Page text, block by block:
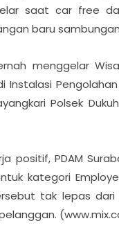
saat car free
baru sambungan
menggelar
Instalasi
Polsek
positif, PDAM
kategori
tak lepas